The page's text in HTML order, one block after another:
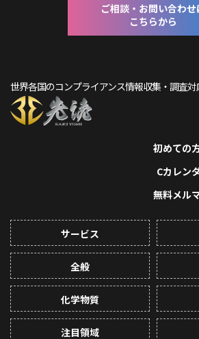
ご相談・お問い合わせ
こちらから
世界各国のコンプライアンス情報収集・調査対
初めての
Cカレン
無料メル
サービス
全般
化学物質
注目領域